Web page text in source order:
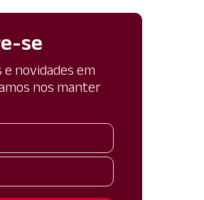
se
e novidades em
nos manter